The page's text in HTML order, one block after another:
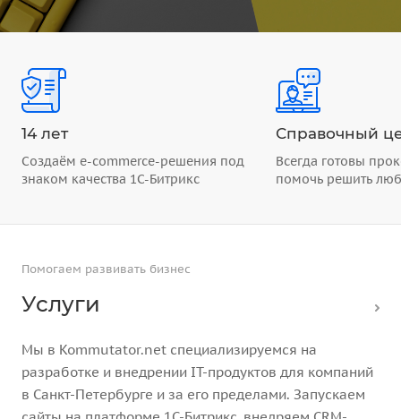
14 лет
Создаём e-commerce-решения под
знаком качества 1С-Битрикс
Справочный
Всегда готовы
помочь решить
Помогаем развивать бизнес
Услуги
Мы в Kommutator.net специализируемся на
разработке и внедрении IT-продуктов для компаний
в Санкт-Петербурге и за его пределами. Запускаем